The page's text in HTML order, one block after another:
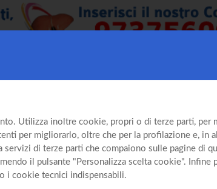
Utilizza inoltre cookie, propri o di terze parti, per
per migliorarlo, oltre che per la profilazione e, in
di terze parti che compaiono sulle pagine di
il pulsante "Personalizza scelta cookie". Infine
i cookie tecnici indispensabili.